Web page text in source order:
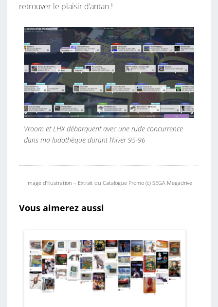
retrouver le plaisir d’antan !
Vroom et LHX débarquent avec une rude concurrence
dans ma ludothèque durant l’hiver 95-96
Image d’illustration – Extrait du Catalogue Promo (c) SEGA Megadrive
Vous aimerez aussi